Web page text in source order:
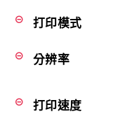
remove_circle_outline 打印模式
remove_circle_outline 分辨率
remove_circle_outline 打印速度